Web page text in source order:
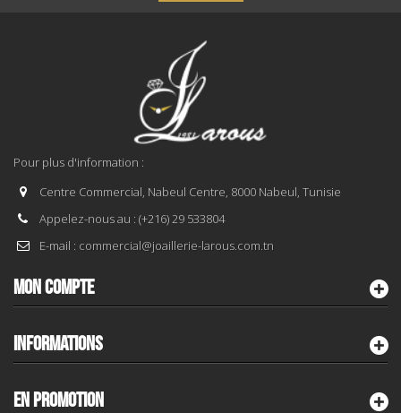
Pour plus d'information :
Centre Commercial, Nabeul Centre, 8000 Nabeul, Tunisie
Appelez-nous au : (+216) 29 533804
E-mail : commercial@joaillerie-larous.com.tn
MON COMPTE
INFORMATIONS
EN PROMOTION